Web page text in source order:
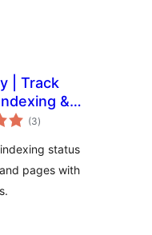
| Track
&
Links
(3toplam
puan
)
status
pages with